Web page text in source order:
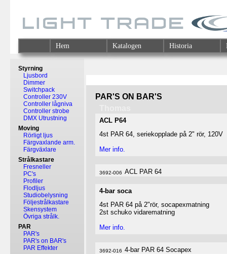
Styrning
Ljusbord
Dimmer
Switchpack
Controller 230V
Controller lågniva
Controller strobe
DMX Utrustning
Moving
Rörligt ljus
Färgvaxlande arm.
Färgväxlare
Strålkastare
Fresneller
PC's
Profiler
Flodljus
Studiobelysning
Följestrålkastare
Skensystem
Övriga strålk.
PAR
PAR's
PAR's on BAR's
PAR Effekter
PAR'S ON BAR'S
ACL P64
4st PAR 64, seriekopplade på 2" rör, 120V
Mer info.
3692-006 ACL PAR 64
4-bar soca
4st PAR 64 på 2"rör, socapexmatning
2st schuko vidarematning
Mer info.
3692-016 4-bar PAR 64 Socapex
Hem Katalogen Historia